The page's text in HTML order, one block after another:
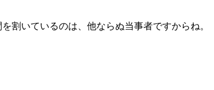
割いているのは、他ならぬ当事者ですからね。